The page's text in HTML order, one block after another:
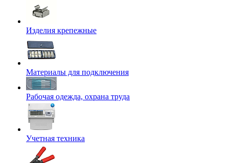
Изделия крепежные
Материалы для подключения
Рабочая одежда, охрана труда
Учетная техника